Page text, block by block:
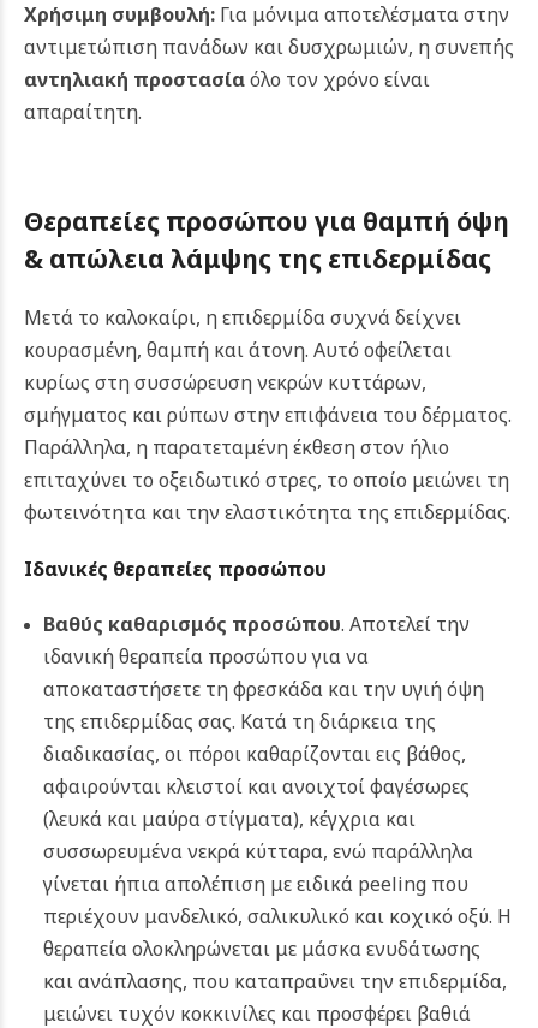
Χρήσιμη συμβουλή: Για μόνιμα αποτελέσματα στην
αντιμετώπιση πανάδων και δυσχρωμιών, η συνεπής
αντηλιακή προστασίαόλο τον χρόνο είναι
απαραίτητη.
Θεραπείες προσώπου για θαμπή όψη
& απώλεια λάμψης της επιδερμίδας
Μετά το καλοκαίρι, η επιδερμίδα συχνά δείχνει
κουρασμένη, θαμπή και άτονη. Αυτό οφείλεται
κυρίως στη συσσώρευση νεκρών κυττάρων,
σμήγματος και ρύπων στην επιφάνεια του δέρματος.
Παράλληλα, η παρατεταμένη έκθεση στον ήλιο
επιταχύνει το οξειδωτικό στρες, το οποίο μειώνει τη
φωτεινότητα και την ελαστικότητα της επιδερμίδας.
Ιδανικές θεραπείες προσώπου
Βαθύς καθαρισμός προσώπου. Αποτελεί την
ιδανική θεραπεία προσώπου για να
αποκαταστήσετε τη φρεσκάδα και την υγιή όψη
της επιδερμίδας σας. Κατά τη διάρκεια της
διαδικασίας, οι πόροι καθαρίζονται εις βάθος,
αφαιρούνται κλειστοί και ανοιχτοί φαγέσωρες
(λευκά και μαύρα στίγματα), κέγχρια και
συσσωρευμένα νεκρά κύτταρα, ενώ παράλληλα
γίνεται ήπια απολέπιση με ειδικά peeling που
περιέχουν μανδελικό, σαλικυλικό και κοχικό οξύ. Η
θεραπεία ολοκληρώνεται με μάσκα ενυδάτωσης
και ανάπλασης, που καταπραΰνει την επιδερμίδα,
μειώνει τυχόν κοκκινίλες και προσφέρει βαθιά